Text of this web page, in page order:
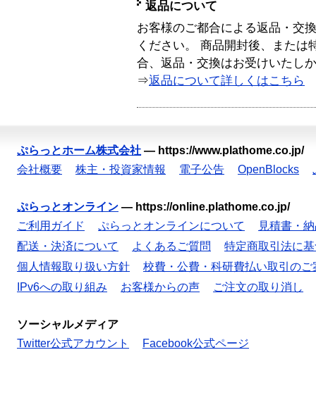
返品について
お客様のご都合による返品・交
ください。 商品開封後、または
合、返品・交換はお受けいたし
⇒返品について詳しくはこちら
ぷらっとホーム株式会社 — https://www.plathome.co.jp/
会社概要
株主・投資家情報 電子公告 OpenBlocks
ぷらっとオンライン — https://online.plathome.co.jp/
ご利用ガイド
ぷらっとオンラインについて
見積書・
配送・決済について
よくあるご質問
特定商取引法に
個人情報取り扱い方針
校費・公費・科研費払い取引のご
IPv6への取り組み
お客様からの声 ご注文の取り消し
ソーシャルメディア
Twitter公式アカウント
Facebook公式ページ